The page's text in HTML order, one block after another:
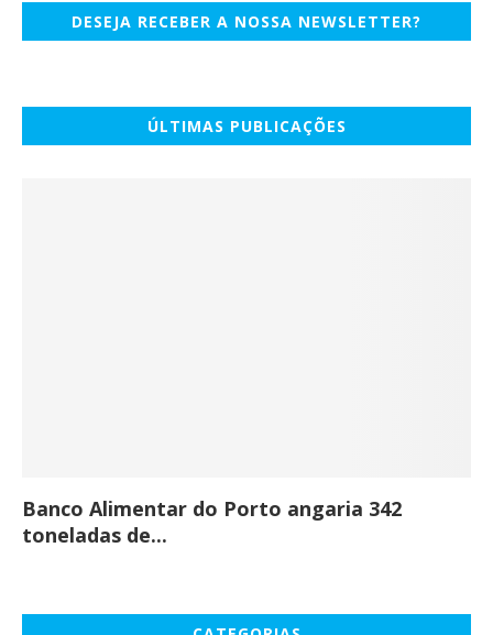
DESEJA RECEBER A NOSSA NEWSLETTER?
ÚLTIMAS PUBLICAÇÕES
Banco Alimentar do Porto angaria 342
toneladas de...